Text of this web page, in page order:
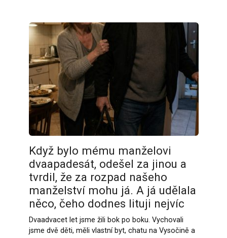
Když bylo mému manželovi
dvaapadesát, odešel za jinou a
tvrdil, že za rozpad našeho
manželství mohu já. A já udělala
něco, čeho dodnes lituji nejvíc
Dvaadvacet let jsme žili bok po boku. Vychovali
jsme dvě děti, měli vlastní byt, chatu na Vysočině a